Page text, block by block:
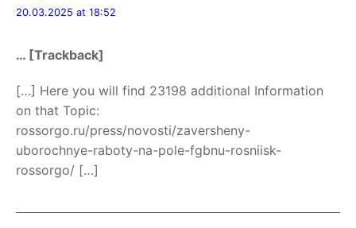
20.03.2025 at 18:52
… [Trackback]
[…] Here you will find 23198 additional Information
on that Topic:
rossorgo.ru/press/novosti/zaversheny-
uborochnye-raboty-na-pole-fgbnu-rosniisk-
rossorgo/ […]